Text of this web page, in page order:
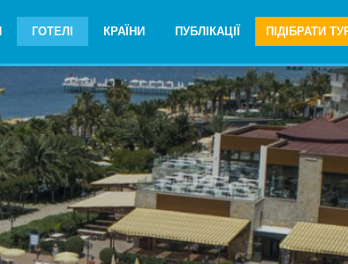
ГОТЕЛІ КРАЇНИ ПУБЛІКАЦІЇ ПІДІБРАТИ